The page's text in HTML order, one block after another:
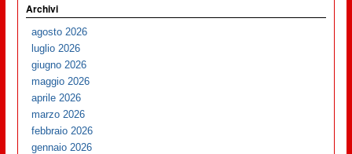
Archivi
agosto 2026
luglio 2026
giugno 2026
maggio 2026
aprile 2026
marzo 2026
febbraio 2026
gennaio 2026